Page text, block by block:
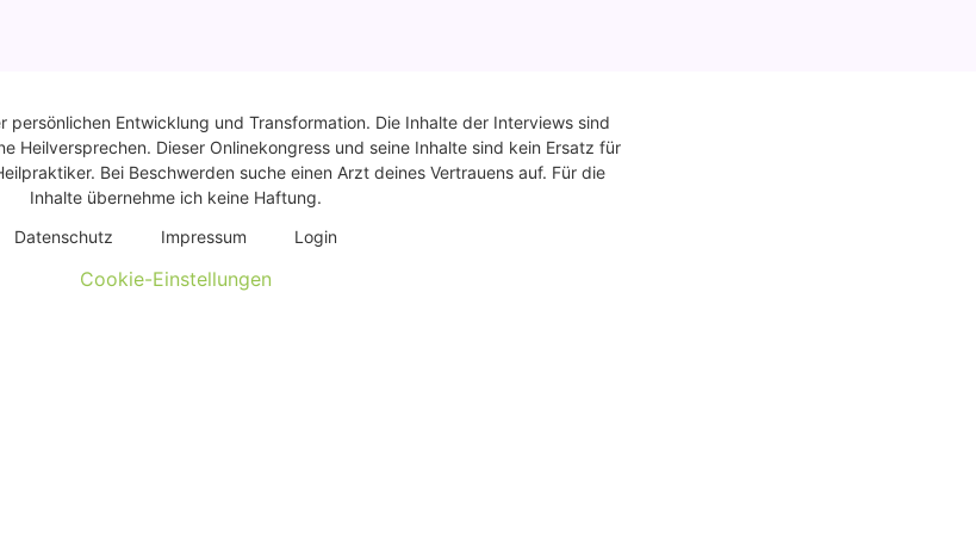
persönlichen Entwicklung und Transformation. Die Inhalte der Interviews sind
Heilversprechen. Dieser Onlinekongress und seine Inhalte sind kein Ersatz für
Bei Beschwerden suche einen Arzt deines Vertrauens auf. Für die
Inhalte übernehme ich keine Haftung.
Daten­schutz
Impres­sum Log­in
Cookie-Einstellungen